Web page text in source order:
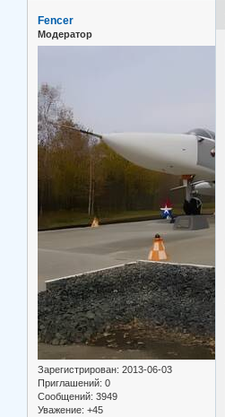
Fencer
Модератор
Зарегистрирован: 2013-06-03
Приглашений: 0
Сообщений: 3949
Уважение: +45